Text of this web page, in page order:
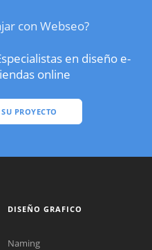
con Webseo?
en diseño e-
online
PROYECTO
DISEÑO GRAFICO
Naming